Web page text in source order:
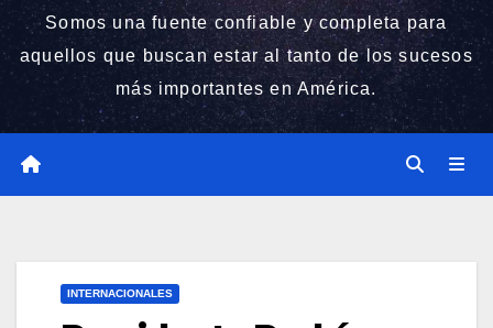
Somos una fuente confiable y completa para
aquellos que buscan estar al tanto de los sucesos
más importantes en América.
INTERNACIONALES